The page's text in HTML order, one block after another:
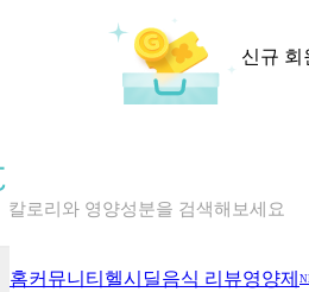
신규 회
혈당 · 다이어트 음식 검색해보세요
홈커뮤니티 헬시딜음식 리뷰영양제